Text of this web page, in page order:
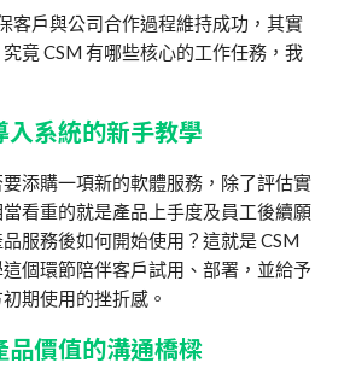
客戶與公司合作過程維持成功，其實
竟 CSM 有哪些核心的工作任務，我
入系統的新手教學
添購一項新的軟體服務，除了評估實
看重的就是產品上手度及員工後續願
服務後如何開始使用？這就是 CSM
個環節陪伴客戶試用、部署，並給予
期使用的挫折感。
品價值的溝通橋樑